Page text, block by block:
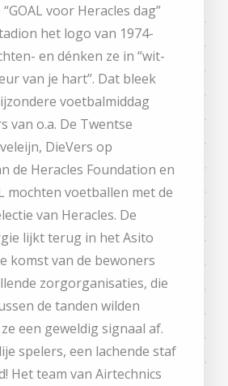
voor Heracles dag”
het logo van 1974-
en dénken ze in “wit-
van je hart”. Dat bleek
voetbalmiddag
van o.a. De Twentse
DieVers op
de Heracles Foundation en
mochten voetballen met de
van Heracles. De
lijkt terug in het Asito
komst van de bewoners
zorgorganisaties, die
de tanden wilden
een geweldig signaal af.
spelers, een lachende staf
Het team van Airtechnics